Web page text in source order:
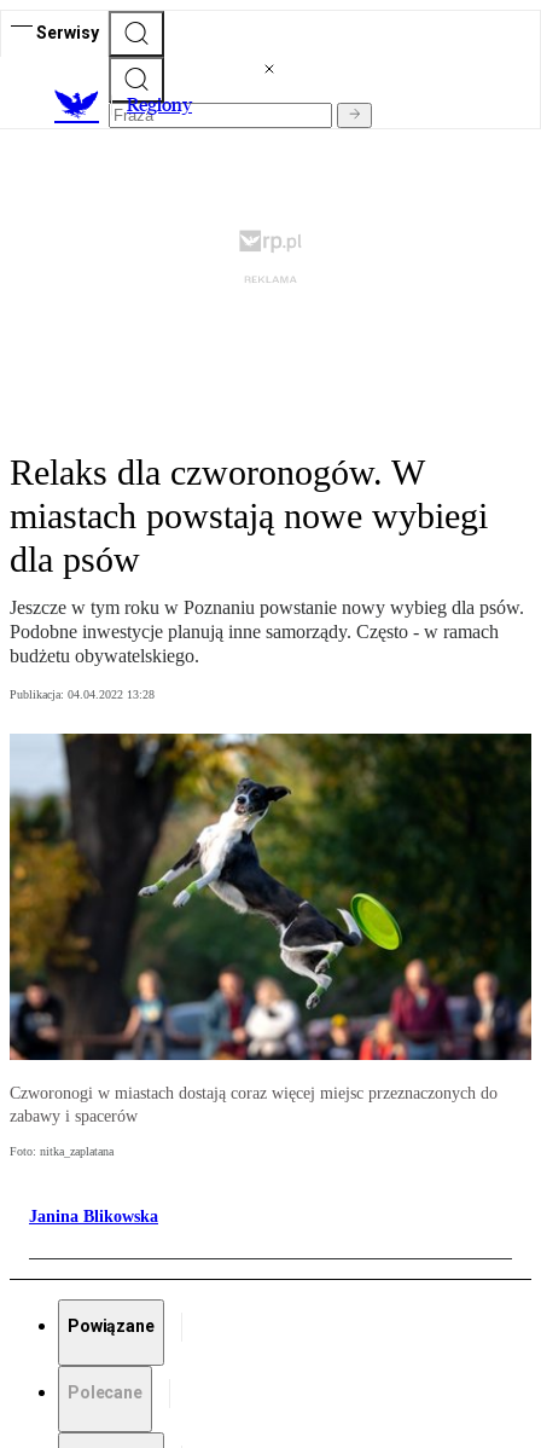
Serwisy
Regiony
Relaks dla czworonogów. W
miastach powstają nowe wybiegi
dla psów
Jeszcze w tym roku w Poznaniu powstanie nowy wybieg dla psów.
Podobne inwestycje planują inne samorządy. Często - w ramach
budżetu obywatelskiego.
Publikacja: 04.04.2022 13:28
Czworonogi w miastach dostają coraz więcej miejsc przeznaczonych do
zabawy i spacerów
Foto: nitka_zaplatana
Janina Blikowska
Powiązane
Polecane